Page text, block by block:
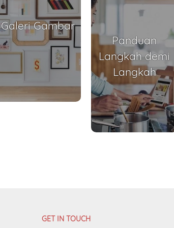
Galeri Gambar
Panduan
Langkah demi
Langkah
GET IN TOUCH